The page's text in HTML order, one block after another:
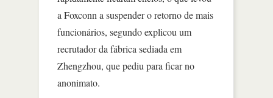
a Foxconn a suspender o retorno de mais
funcionários, segundo explicou um
recrutador da fábrica sediada em
Zhengzhou, que pediu para ficar no
anonimato.